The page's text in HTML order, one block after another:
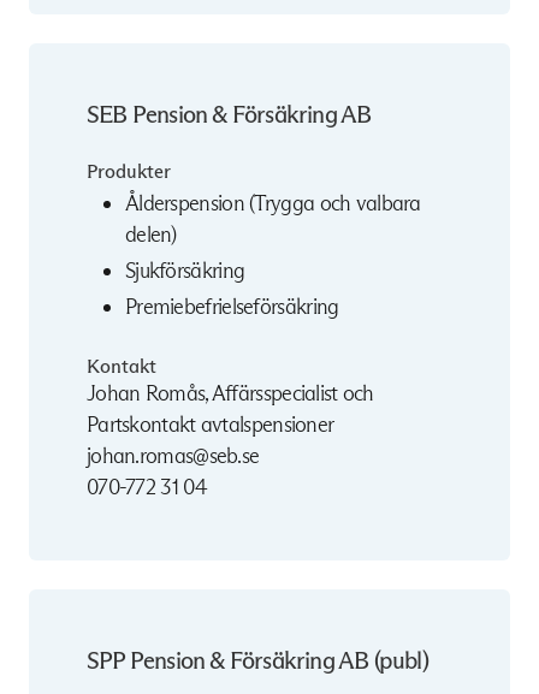
SEB Pension & Försäkring AB
Produkter
Ålderspension (Trygga och valbara
delen)
Sjukförsäkring
Premiebefrielseförsäkring
Kontakt
Johan Romås, Affärsspecialist och
Partskontakt avtalspensioner
johan.romas@seb.se
070-772 31 04
SPP Pension & Försäkring AB (publ)